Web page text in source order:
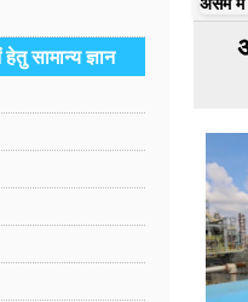
सामान्य ज्ञान